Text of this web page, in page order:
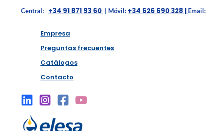
Central: +34 91 871 93 60 | Móvil: +34 626 690 328 | Email:
Empresa
Preguntas frecuentes
Catálogos
Contacto